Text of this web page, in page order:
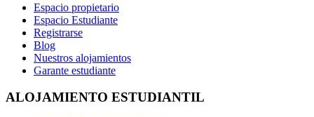
Espacio propietario
Espacio Estudiante
Registrarse
Blog
Nuestros alojamientos
Garante estudiante
ALOJAMIENTO ESTUDIANTIL